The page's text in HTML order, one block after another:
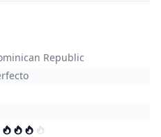
Republic